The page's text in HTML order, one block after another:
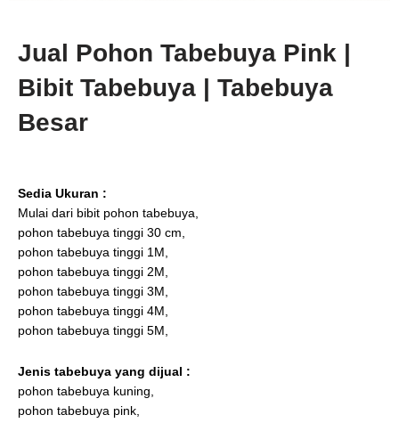
Jual Pohon Tabebuya Pink |
Bibit Tabebuya | Tabebuya
Besar
Sedia Ukuran :
Mulai dari bibit pohon tabebuya,
pohon tabebuya tinggi 30 cm,
pohon tabebuya tinggi 1M,
pohon tabebuya tinggi 2M,
pohon tabebuya tinggi 3M,
pohon tabebuya tinggi 4M,
pohon tabebuya tinggi 5M,
Jenis tabebuya yang dijual :
pohon tabebuya kuning,
pohon tabebuya pink,